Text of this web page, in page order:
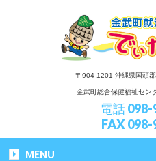
〒904-1201 沖縄県国頭
金武町総合保健福祉セン
電話
FAX
MENU